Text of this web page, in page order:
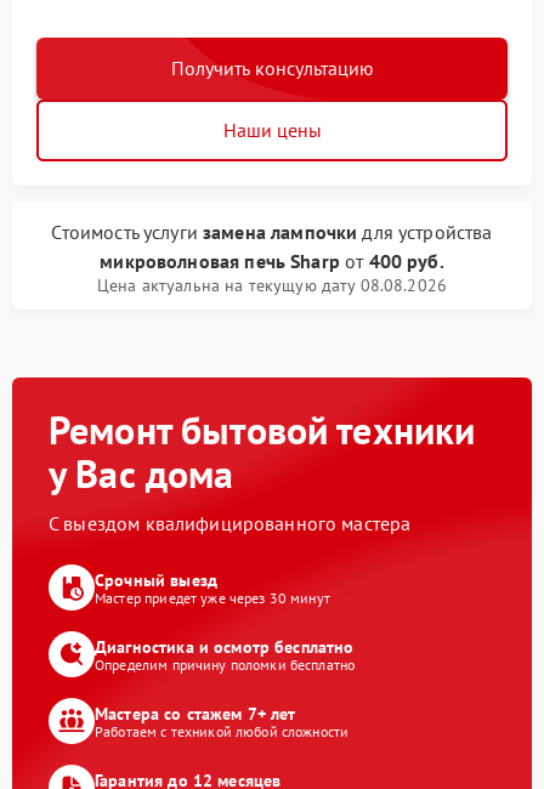
Получить консультацию
Наши цены
Стоимость услугизамена лампочки для устройства
микроволновая печь Sharp от 400 руб.
Цена актуальна на текущую дату 08.08.2026
Ремонт бытовой техники
у Вас дома
С выездом квалифицированного мастера
Срочный выезд
Мастер приедет уже через 30 минут
Диагностика и осмотр бесплатно
Определим причину поломки бесплатно
Мастера со стажем 7+ лет
Работаем с техникой любой сложности
Гарантия до 12 месяцев